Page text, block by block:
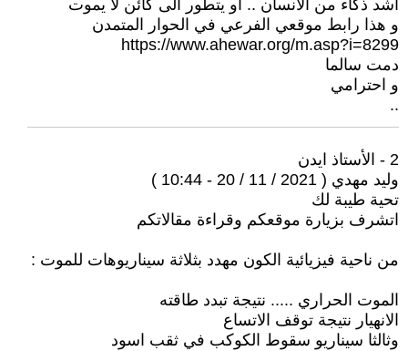
اشد ذكاء من الانسان .. او يتطور الى كائن لا يموت
و هذا رابط موقعي الفرعي في الحوار المتمدن
https://www.ahewar.org/m.asp?i=8299
دمت سالما
و احترامي
..
2 - الأستاذ ايدن
وليد مهدي ( 2021 / 11 / 20 - 10:44 )
تحية طيبة لك
اتشرف بزيارة موقعكم وقراءة مقالاتكم
من ناحية فيزيائية الكون مهدد بثلاثة سيناريوهات للموت :
الموت الحراري ..... نتيجة تبدد طاقته
الانهيار نتيجة توقف الاتساع
وثالثا سيناريو سقوط الكوكب في ثقب اسود